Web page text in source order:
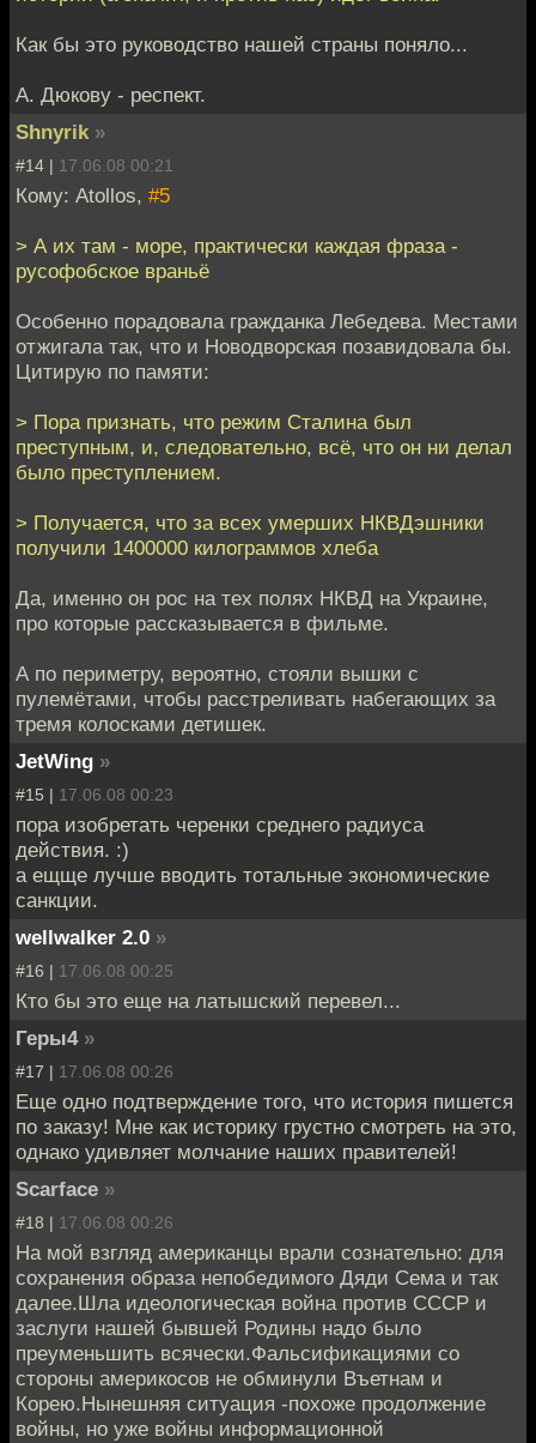
Как бы это руководство нашей страны поняло...
А. Дюкову - респект.
Shnyrik »
#14 | 17.06.08 00:21
Кому: Atollos, #5
> А их там - море, практически каждая фраза -
русофобское враньё
Особенно порадовала гражданка Лебедева. Местами
отжигала так, что и Новодворская позавидовала бы.
Цитирую по памяти:
> Пора признать, что режим Сталина был
преступным, и, следовательно, всё, что он ни делал
было преступлением.
> Получается, что за всех умерших НКВДэшники
получили 1400000 килограммов хлеба
Да, именно он рос на тех полях НКВД на Украине,
про которые рассказывается в фильме.
А по периметру, вероятно, стояли вышки с
пулемётами, чтобы расстреливать набегающих за
тремя колосками детишек.
JetWing »
#15 | 17.06.08 00:23
пора изобретать черенки среднего радиуса
действия. :)
а ещще лучше вводить тотальные экономические
санкции.
wellwalker 2.0 »
#16 | 17.06.08 00:25
Кто бы это еще на латышский перевел...
Геры4 »
#17 | 17.06.08 00:26
Еще одно подтверждение того, что история пишется
по заказу! Мне как историку грустно смотреть на это,
однако удивляет молчание наших правителей!
Scarface »
#18 | 17.06.08 00:26
На мой взгляд американцы врали сознательно: для
сохранения образа непобедимого Дяди Сема и так
далее.Шла идеологическая война против СССР и
заслуги нашей бывшей Родины надо было
преуменьшить всячески.Фальсификациями со
стороны америкосов не обминули Въетнам и
Корею.Нынешняя ситуация -похоже продолжение
войны, но уже войны информационной